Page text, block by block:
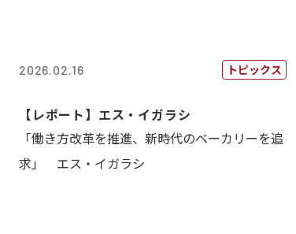
2026.02.16 トピックス
【レポート】エス・イガラシ
「働き方改革を推進、新時代のベーカリーを追
求」 エス・イガラシ